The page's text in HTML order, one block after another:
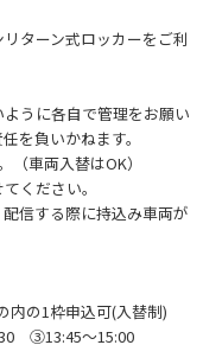
ターン式ロッカーをご利
うに各自で管理をお願い
を負いかねます。
（車両入替はOK）
ください。
信する際に持込み車両が
の1枠申込可(入替制)
③13:45～15:00